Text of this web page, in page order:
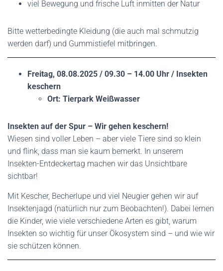
viel Bewegung und frische Luft inmitten der Natur
Bitte wetterbedingte Kleidung (die auch mal schmutzig
werden darf) und Gummistiefel mitbringen.
Freitag, 08.08.2025 / 09.30 – 14.00 Uhr / Insekten
keschern
Ort: Tierpark Weißwasser
Insekten auf der Spur – Wir gehen keschern!
Wiesen sind voller Leben – aber viele Tiere sind so klein
und flink, dass man sie kaum bemerkt. In unserem
Insekten-Entdeckertag machen wir das Unsichtbare
sichtbar!
Mit Kescher, Becherlupe und viel Neugier gehen wir auf
Insektenjagd (natürlich nur zum Beobachten!). Dabei lernen
die Kinder, wie viele verschiedene Arten es gibt, warum
Insekten so wichtig für unser Ökosystem sind – und wie wir
sie schützen können.